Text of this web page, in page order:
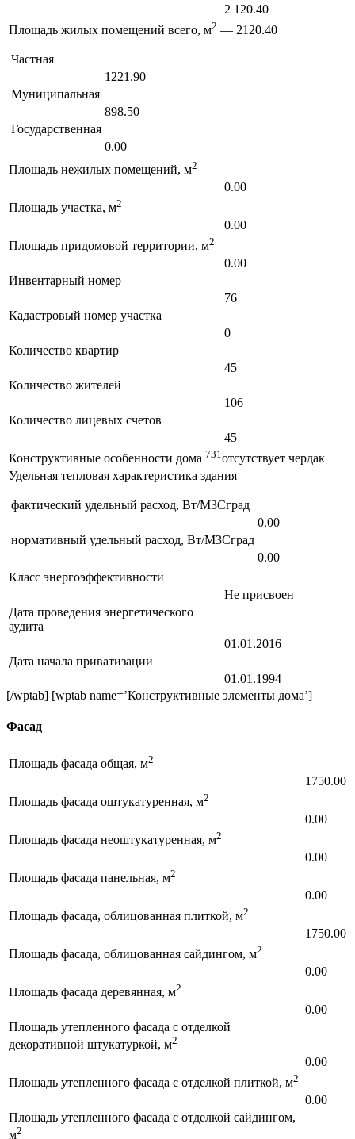
2 120.40
Площадь жилых помещений всего, м2 — 2120.40
Частная
1221.90
Муниципальная
898.50
Государственная
0.00
Площадь нежилых помещений, м2
0.00
Площадь участка, м2
0.00
Площадь придомовой территории, м2
0.00
Инвентарный номер
76
Кадастровый номер участка
0
Количество квартир
45
Количество жителей
106
Количество лицевых счетов
45
Конструктивные особенности дома 731отсутствует чердак
Удельная тепловая характеристика здания
фактический удельный расход, Вт/М3Сград
0.00
нормативный удельный расход, Вт/М3Сград
0.00
Класс энергоэффективности
Не присвоен
Дата проведения энергетического
аудита
01.01.2016
Дата начала приватизации
01.01.1994
[/wptab] [wptab name=’Конструктивные элементы дома’]
Фасад
Площадь фасада общая, м2
1750.00
Площадь фасада оштукатуренная, м2
0.00
Площадь фасада неоштукатуренная, м2
0.00
Площадь фасада панельная, м2
0.00
Площадь фасада, облицованная плиткой, м2
1750.00
Площадь фасада, облицованная сайдингом, м2
0.00
Площадь фасада деревянная, м2
0.00
Площадь утепленного фасада с отделкой
декоративной штукатуркой, м2
0.00
Площадь утепленного фасада с отделкой плиткой, м2
0.00
Площадь утепленного фасада с отделкой сайдингом,
м2